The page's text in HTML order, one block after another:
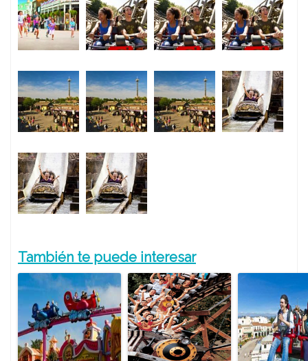
También te puede interesar